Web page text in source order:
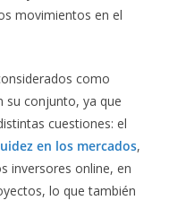
movimientos en el
como
su conjunto, ya que
cuestiones: el
en los mercados,
inversores online, en
lo que también